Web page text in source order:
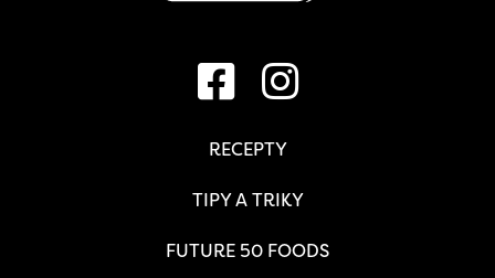
RECEPTY
TIPY A TRIKY
FUTURE 50 FOODS